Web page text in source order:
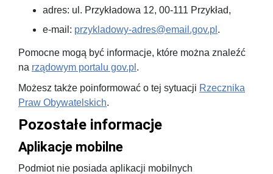
adres: ul. Przykładowa 12, 00-111 Przykład,
e-mail: przykladowy-adres@email.gov.pl .
Pomocne mogą być informacje, które można znaleźć
na rządowym portalu gov.pl .
Możesz także poinformować o tej sytuacji Rzecznika
Praw Obywatelskich.
Pozostałe informacje
Aplikacje mobilne
Podmiot nie posiada aplikacji mobilnych